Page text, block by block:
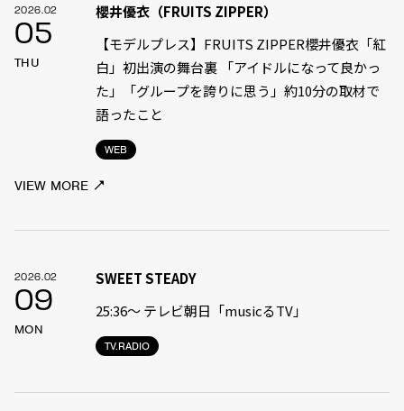
2026.02
05
THU
WEB
櫻井優衣（FRUITS ZIPPER）
【モデルプレス】FRUITS ZIPPER櫻井優衣「紅
白」初出演の舞台裏 「アイドルになって良かっ
た」「グループを誇りに思う」約10分の取材で
語ったこと
VIEW MORE
2026.02
09
MON
TV.RADIO
SWEET STEADY
25:36〜 テレビ朝日「musicるTV」